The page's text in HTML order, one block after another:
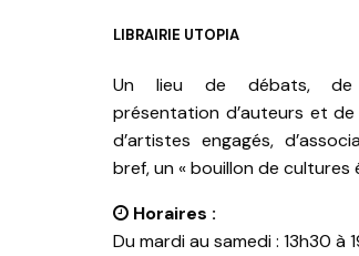
LIBRAIRIE UTOPIA
Un lieu de débats, de
présentation d’auteurs et de
d’artistes engagés,
bref, un « bouillon de cultures
Horaires :
Du mardi au samedi : 13h30 à